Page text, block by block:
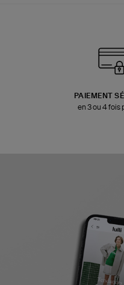
PAIEMENT
en 3 ou 4 fois